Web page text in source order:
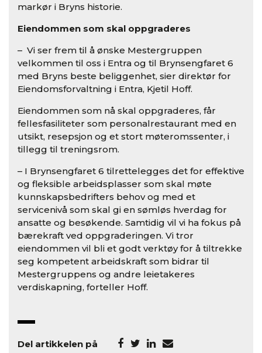
markør i Bryns historie.
Eiendommen som skal oppgraderes
– Vi ser frem til å ønske Mestergruppen
velkommen til oss i Entra og til Brynsengfaret 6
med Bryns beste beliggenhet, sier direktør for
Eiendomsforvaltning i Entra, Kjetil Hoff.
Eiendommen som nå skal oppgraderes, får
fellesfasiliteter som personalrestaurant med en
utsikt, resepsjon og et stort møteromssenter, i
tillegg til treningsrom.
– I Brynsengfaret 6 tilrettelegges det for effektive
og fleksible arbeidsplasser som skal møte
kunnskapsbedrifters behov og med et
servicenivå som skal gi en sømløs hverdag for
ansatte og besøkende. Samtidig vil vi ha fokus på
bærekraft ved oppgraderingen. Vi tror
eiendommen vil bli et godt verktøy for å tiltrekke
seg kompetent arbeidskraft som bidrar til
Mestergruppens og andre leietakeres
verdiskapning, forteller Hoff.
Del artikkelen på